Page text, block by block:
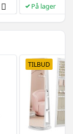
På lager
TILBUD